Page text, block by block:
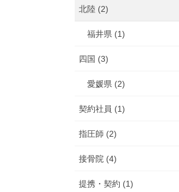
北陸 (2)
福井県 (1)
四国 (3)
愛媛県 (2)
契約社員 (1)
指圧師 (2)
接骨院 (4)
提携・契約 (1)